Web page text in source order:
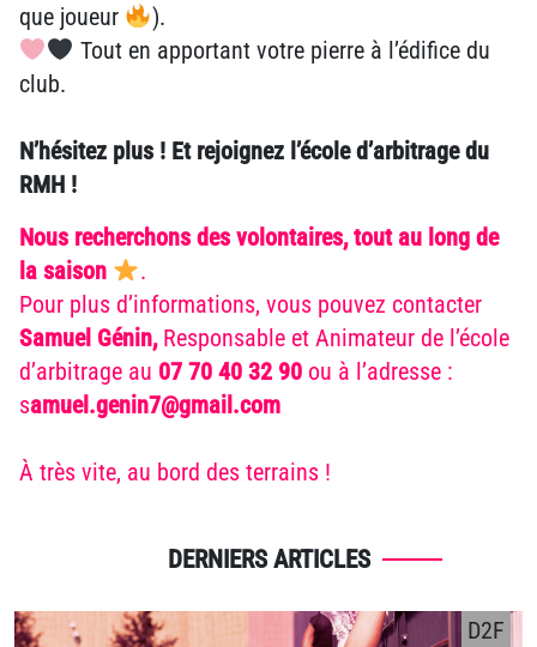
que joueur
).
Tout en apportant votre pierre à l’édifice du
club.
N’hésitez plus ! Et rejoignez l’école d’arbitrage du
RMH !
Nous recherchons des volontaires, tout au long de
la saison
.
Pour plus d’informations, vous pouvez contacter
Samuel Génin,Responsable et Animateur de l’école
d’arbitrage au 07 70 40 32 90 ou à l’adresse :
samuel.genin7@gmail.com
À très vite, au bord des terrains !
DERNIERS ARTICLES
D2F